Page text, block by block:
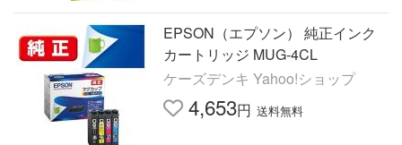
EPSON（エプソン） 純正インク
カートリッジ MUG-4CL
ケーズデンキ Yahoo!ショップ
4,653円 送料無料